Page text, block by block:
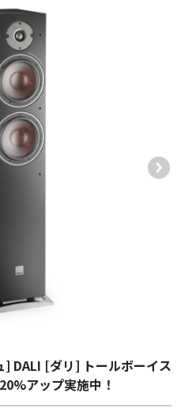
] DALI [ダリ] トールボーイス
アップ実施中！